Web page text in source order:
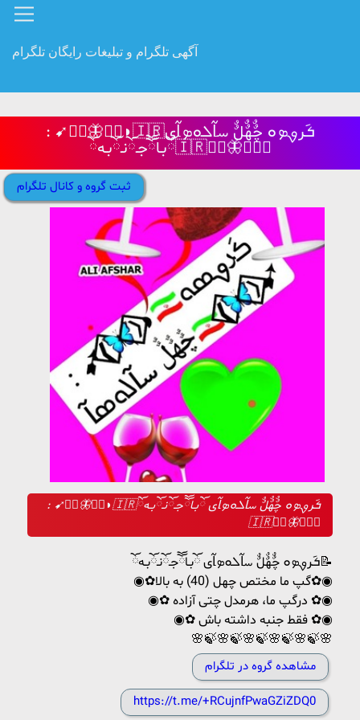
آگهی تلگرام و تبلیغات رایگان تلگرام
: ➹‌❬⃟🦋‌⃟❭◗🇮🇷ܭ݇رࡐܤܘ چٌٌهٌٌلٌٌ ࡄߊ‌߬ܠܘܤߊ‌߬ی
ོ‌بـاོ‌ོ‌جـོ‌نـོ‌بـهོ‌🇮🇷❬⃟‌🦋‌⃟❭➹
ثبت گروه و کانال تلگرام
: ➹‌❬⃟🦋‌⃟❭◗🇮🇷ܭ݇رࡐܤܘ چٌٌهٌٌلٌٌ ࡄߊ‌߬ܠܘܤߊ‌߬ی ོ‌بـاོ‌ོ‌جـོ‌نـོ‌بـهོ‌
🇮🇷❬⃟‌🦋‌⃟❭➹
ܭ݇رࡐܤܘ چٌٌهٌٌلٌٌ ࡄߊ‌߬ܠܘܤߊ‌߬ی ོ‌بـاོ‌ོ‌جـོ‌نـོ‌بـهོ‌📝
◉✿گپ ما مختص چهل (40) به بالا✿◉
◉✿ درگپ ما، هرمدل چتی آزاده ✿◉
◉✿ فقط جنبه داشته باش ✿◉
🌸🍃🌸🍃🌸🍃🌸🍃🌸🍃🌸
مشاهده گروه در تلگرام
https://t.me/+RCujnfPwaGZiZDQ0